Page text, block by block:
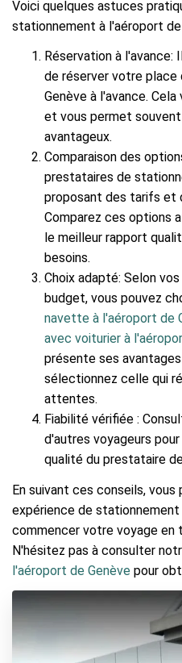
Voici quelques astuces
stationnement à l'aéroport de
Réservation à
de réserver votre place
Genève à l'avance.
et vous permet
avantageux.
Comparaison des
prestataires de
proposant des tarifs et
Comparez ces options
le meilleur rapport
besoins.
Choix adapté: Selon
budget, vous pouvez
navette à l'aéroport de
avec voiturier à
présente ses
sélectionnez celle qui
attentes.
Fiabilité vérifiée :
d'autres voyageurs
qualité du prestataire
En suivant ces conseils,
expérience de
commencer votre voyage
N'hésitez pas à consulter
l'aéroport de Genève pour